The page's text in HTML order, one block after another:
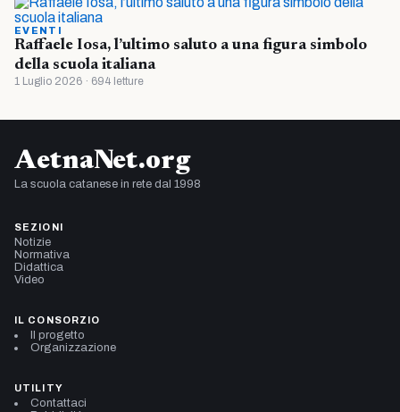
EVENTI
Raffaele Iosa, l’ultimo saluto a una figura simbolo
della scuola italiana
1 Luglio 2026 · 694 letture
AetnaNet.org
La scuola catanese in rete dal 1998
SEZIONI
Notizie
Normativa
Didattica
Video
IL CONSORZIO
Il progetto
Organizzazione
UTILITY
Contattaci